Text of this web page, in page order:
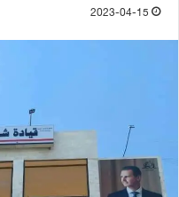
2023-04-15